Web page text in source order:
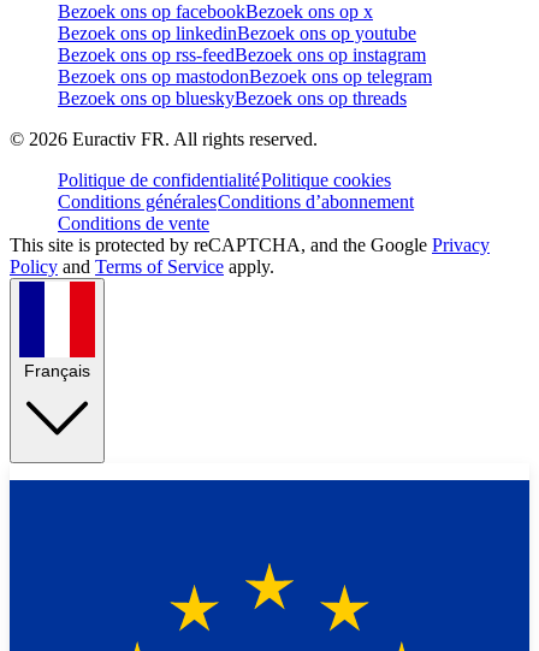
Bezoek ons op facebookBezoek ons op x
Bezoek ons op linkedinBezoek ons op youtube
Bezoek ons op rss-feedBezoek ons op instagram
Bezoek ons op mastodonBezoek ons op telegram
Bezoek ons op blueskyBezoek ons op threads
© 2026 Euractiv FR. All rights reserved.
Politique de confidentialitéPolitique cookies
Conditions généralesConditions d’abonnement
Conditions de vente
This site is protected by reCAPTCHA, and the Google Privacy
Policy and Terms of Service apply.
Français